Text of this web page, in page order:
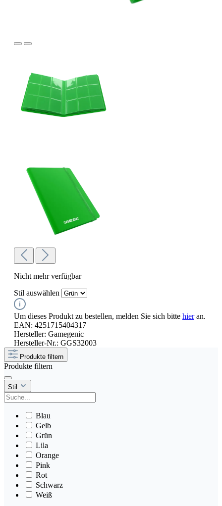
Nicht mehr verfügbar
Stil auswählen
Um dieses Produkt zu bestellen, melden Sie sich bitte hieran.
EAN: 4251715404317
Hersteller: Gamegenic
Hersteller-Nr.: GGS32003
Produkte filtern
Produkte filtern
Stil
Blau
Gelb
Grün
Lila
Orange
Pink
Rot
Schwarz
Weiß